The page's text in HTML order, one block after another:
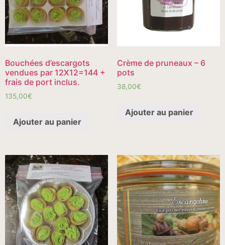
Bouchées d’escargots
vendues par 12X12=144 +
frais de port inclus.
135,00€
Ajouter au panier
Crème de pruneaux – 6
pots
38,00€
Ajouter au panier